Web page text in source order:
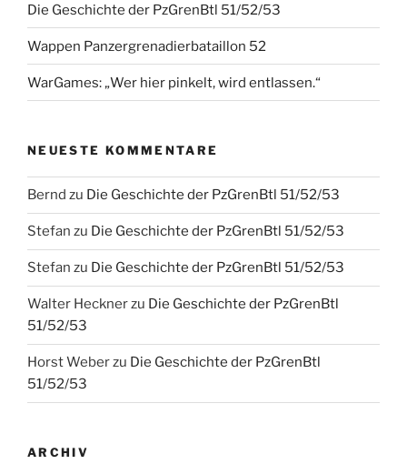
Die Geschichte der PzGrenBtl 51/52/53
Wappen Panzergrenadierbataillon 52
WarGames: „Wer hier pinkelt, wird entlassen.“
NEUESTE KOMMENTARE
Bernd zu Die Geschichte der PzGrenBtl 51/52/53
Stefan zu Die Geschichte der PzGrenBtl 51/52/53
Stefan zu Die Geschichte der PzGrenBtl 51/52/53
Walter Hecknerzu Die Geschichte der PzGrenBtl
51/52/53
Horst Weberzu Die Geschichte der PzGrenBtl
51/52/53
ARCHIV